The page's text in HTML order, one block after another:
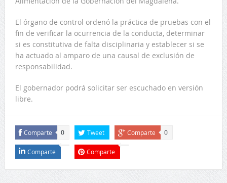
El órgano de control ordenó la práctica de pruebas con el
fin de verificar la ocurrencia de la conducta, determinar
si es constitutiva de falta disciplinaria y establecer si se
ha actuado al amparo de una causal de exclusión de
responsabilidad.
El gobernador podrá solicitar ser escuchado en versión
libre.
Comparte 0 Tweet Comparte 0
Comparte Comparte